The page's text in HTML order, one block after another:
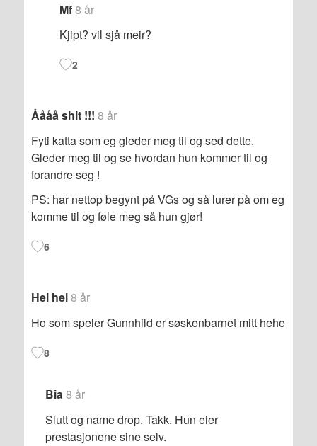
Mf8 år
Kjipt? vil sjå meir?
2
Åååå shit !!! 8 år
Fyti katta som eg gleder meg til og sed dette.
Gleder meg til og se hvordan hun kommer til og
forandre seg !
PS: har nettop begynt på VGs og så lurer på om eg
komme til og føle meg så hun gjør!
6
Hei hei8 år
Ho som speler Gunnhild er søskenbarnet mitt hehe
8
Bia8 år
Slutt og name drop. Takk. Hun eier
prestasjonene sine selv.